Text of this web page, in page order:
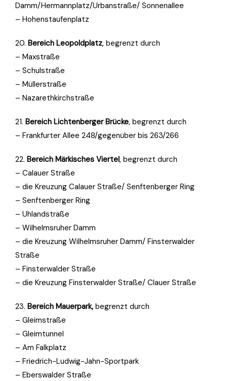
Damm/Hermannplatz/Urbanstraße/ Sonnenallee
– Hohenstaufenplatz
20. Bereich Leopoldplatz, begrenzt durch
– Maxstraße
– Schulstraße
– Müllerstraße
– Nazarethkirchstraße
21. Bereich Lichtenberger Brücke, begrenzt durch
– Frankfurter Allee 248/gegenüber bis 263/266
22. Bereich Märkisches Viertel, begrenzt durch
– Calauer Straße
– die Kreuzung Calauer Straße/ Senftenberger Ring
– Senftenberger Ring
– Uhlandstraße
– Wilhelmsruher Damm
– die Kreuzung Wilhelmsruher Damm/ Finsterwalder
Straße
– Finsterwalder Straße
– die Kreuzung Finsterwalder Straße/ Clauer Straße
23. Bereich Mauerpark, begrenzt durch
– Gleimstraße
– Gleimtunnel
– Am Falkplatz
– Friedrich-Ludwig-Jahn-Sportpark
– Eberswalder Straße